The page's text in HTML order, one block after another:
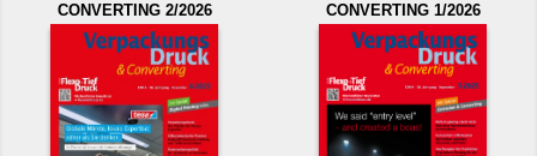
CONVERTING 2/2026
CONVERTING 1/2026